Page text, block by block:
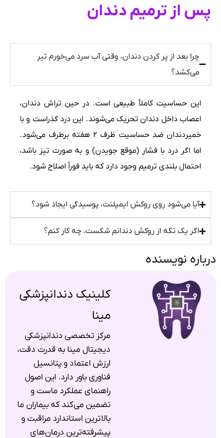
پس از ترمیم دندان
چرا بعد از پر کردن دندان، وقتی آب سرد می‌خورم تیر
می‌کشد؟
این حساسیت کاملاً طبیعی است. در حین تراش دندان،
اعصاب داخل دندان تحریک می‌شوند. این درد گذراست و با
خمیردندان ضد حساسیت ظرف ۲ هفته برطرف می‌شود.
اما اگر درد با فشار (موقع جویدن) و به صورت تیز باشد،
احتمال بلندی ترمیم وجود دارد که باید فوراً اصلاح شود.
آیا می‌شود روی روکش ایمپلنت، پوسیدگی ایجاد شود؟
اگر یک تکه از روکش دندانم شکست، چه کار کنم؟
درباره نویسنده
کلینیک دندانپزشکی
مینا
مرکز تخصصی دندانپزشکی
دیجیتال مینا به قدرت دقت،
ارزش اعتماد و پتانسیل
فناوری باور دارد. این اصول
راهنمای عملکرد ماست و
تضمین می‌کند که بیماران ما
بالاترین استاندارد مراقبت و
پیشرفته‌ترین درمان‌های